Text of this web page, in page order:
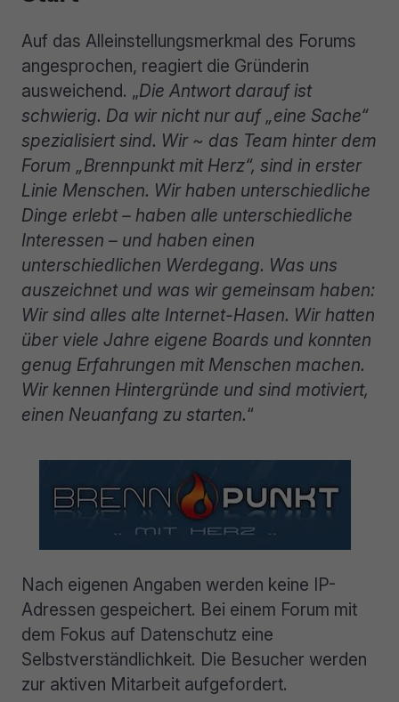
Auf das Alleinstellungsmerkmal des Forums
angesprochen, reagiert die Gründerin
ausweichend. „Die Antwort darauf ist
schwierig. Da wir nicht nur auf „eine Sache“
spezialisiert sind. Wir ~ das Team hinter dem
Forum „Brennpunkt mit Herz“, sind in erster
Linie Menschen. Wir haben unterschiedliche
Dinge erlebt – haben alle unterschiedliche
Interessen – und haben einen
unterschiedlichen Werdegang. Was uns
auszeichnet und was wir gemeinsam haben:
Wir sind alles alte Internet-Hasen. Wir hatten
über viele Jahre eigene Boards und konnten
genug Erfahrungen mit Menschen machen.
Wir kennen Hintergründe und sind motiviert,
einen Neuanfang zu starten.“
Nach eigenen Angaben werden keine IP-
Adressen gespeichert. Bei einem Forum mit
dem Fokus auf Datenschutz eine
Selbstverständlichkeit. Die Besucher werden
zur aktiven Mitarbeit aufgefordert.